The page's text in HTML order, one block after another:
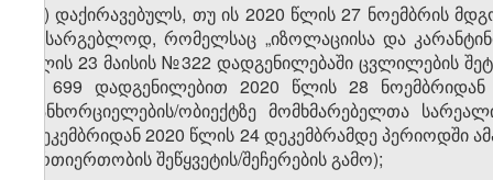
) დაქირავებულს, თუ ის 2020 წლის 27 ნოემბრის
სასარგებლოდ, რომელსაც „იზოლაციისა და
წლის 23 მაისის №322 დადგენილებაში ცვლილების
№699 დადგენილებით 2020 წლის 28 ნოემბრიდან
განხორციელების/ობიექტზე მომხმარებელთა
დეკემბრიდან 2020 წლის 24 დეკემბრამდე პერიოდში
ურთიერთობის შეწყვეტის/შეჩერების გამო);